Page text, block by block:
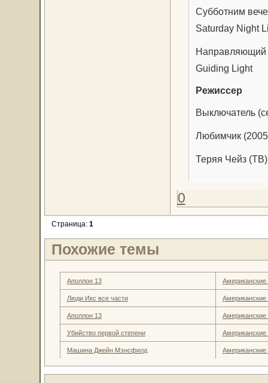
Субботним
Saturday Night
Направляющий
Guiding Light
Режиcсер
Выключатель
Любимчик
Теряя Чейз
0
Страница: 1
Похожие темы
Аполлон 13
Люди Икс все части
Аполлон 13
Убийство первой степени
Машина Джейн Мэнсфилд